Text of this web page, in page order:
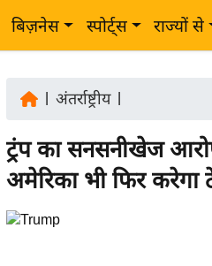
बिज़नेस स्पोर्ट्स राज्यों से
अंतर्राष्ट्रीय|
ट्रंप का सनसनीखेज
अमेरिका भी फिर करेगा